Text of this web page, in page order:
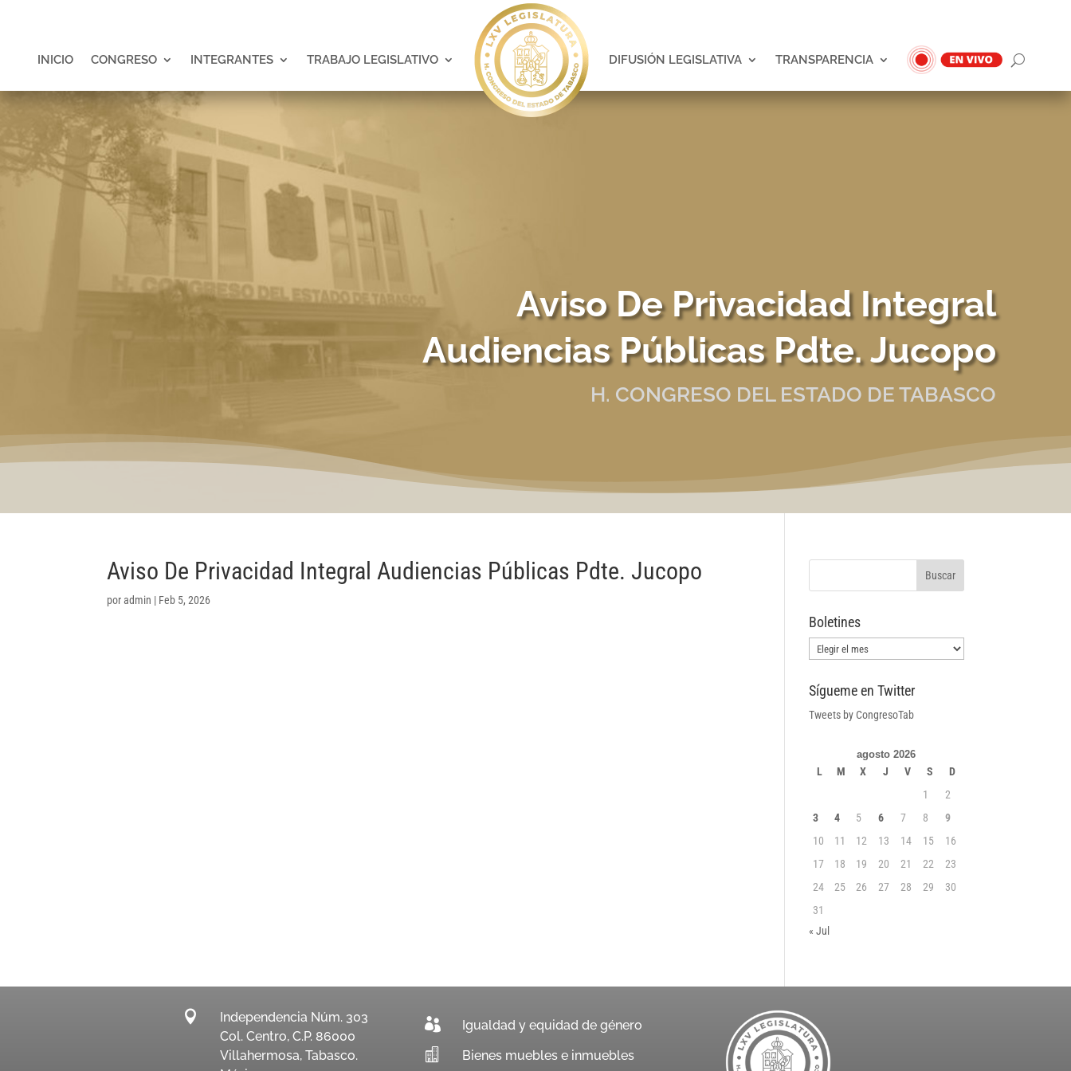
INICIO CONGRESO INTEGRANTES TRABAJO LEGISLATIVO DIFUSIÓN LEGISLATIVA TRANSPARENCIA
Aviso De Privacidad Integral
Audiencias Públicas Pdte. Jucopo
H. CONGRESO DEL ESTADO DE TABASCO
Aviso De Privacidad Integral Audiencias Públicas Pdte. Jucopo
poradmin | Feb 5, 2026
Boletines
Boletines
Sígueme en Twitter
Tweets by CongresoTab
agosto 2026
L M X J V S
D
1
2
3
4 5 6 7 8
9
10
11 12 13 14 15
16
17
18 19 20 21 22
23
24
25 26 27 28 29
30
31
« Jul

Independencia Núm. 303
Col. Centro, C.P. 86000
Villahermosa, Tabasco.
 Igualdad y equidad de género
 Bienes muebles e inmuebles